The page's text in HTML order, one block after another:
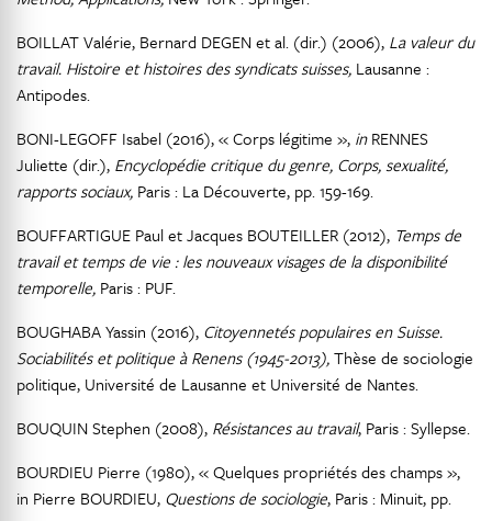
BOILLAT Valérie, Bernard DEGEN et al. (dir.) (2006), La valeur du
travail. Histoire et histoires des syndicats suisses, Lausanne :
Antipodes.
BONI-LEGOFF Isabel (2016), « Corps légitime », inRENNES
Juliette (dir.), Encyclopédie critique du genre, Corps, sexualité,
rapports sociaux, Paris : La Découverte, pp. 159-169.
BOUFFARTIGUE Paul et Jacques BOUTEILLER (2012), Temps de
travail et temps de vie : les nouveaux visages de la disponibilité
temporelle, Paris : PUF.
BOUGHABA Yassin (2016), Citoyennetés populaires en Suisse.
Sociabilités et politique à Renens (1945-2013),Thèse de sociologie
politique, Université de Lausanne et Université de Nantes.
BOUQUIN Stephen (2008), Résistances au travail, Paris : Syllepse.
BOURDIEU Pierre (1980), « Quelques propriétés des champs »,
in Pierre BOURDIEU, Questions de sociologie, Paris : Minuit, pp.